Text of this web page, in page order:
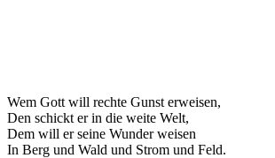
Wem Gott will rechte Gunst erweisen,
Den schickt er in die weite Welt,
Dem will er seine Wunder weisen
In Berg und Wald und Strom und Feld.